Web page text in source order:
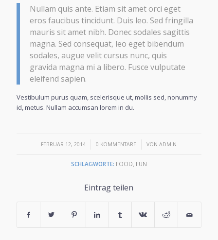
Nullam quis ante. Etiam sit amet orci eget
eros faucibus tincidunt. Duis leo. Sed fringilla
mauris sit amet nibh. Donec sodales sagittis
magna. Sed consequat, leo eget bibendum
sodales, augue velit cursus nunc, quis
gravida magna mi a libero. Fusce vulputate
eleifend sapien.
Vestibulum purus quam, scelerisque ut, mollis sed, nonummy
id, metus. Nullam accumsan lorem in du.
FEBRUAR 12, 2014
/ 0 KOMMENTARE
/ VONADMIN
SCHLAGWORTE: FOOD FUN
Eintrag teilen